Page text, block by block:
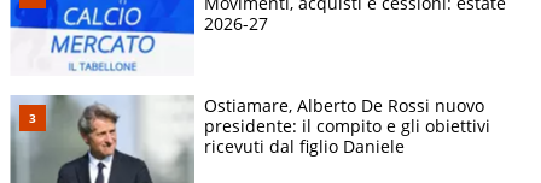
2026-27
Ostiamare, Alberto De Rossi nuovo
presidente: il compito e gli obiettivi
ricevuti dal figlio Daniele